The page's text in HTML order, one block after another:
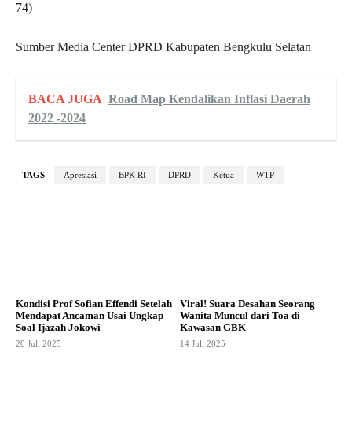
74)
Sumber Media Center DPRD Kabupaten Bengkulu Selatan
BACA JUGA Road Map Kendalikan Inflasi Daerah
2022 -2024
TAGS Apresiasi BPK RI DPRD Ketua WTP
Kondisi Prof Sofian Effendi Setelah
Mendapat Ancaman Usai Ungkap
Soal Ijazah Jokowi
20 Juli 2025
Viral! Suara Desahan Seorang
Wanita Muncul dari Toa di
Kawasan GBK
14 Juli 2025